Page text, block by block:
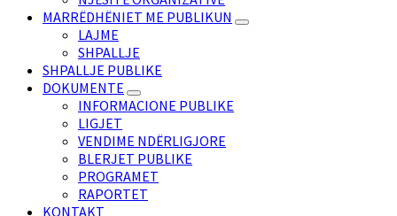
MARRËDHËNIET ME PUBLIKUN
LAJME
SHPALLJE
SHPALLJE PUBLIKE
DOKUMENTE
INFORMACIONE PUBLIKE
LIGJET
VENDIME NDËRLIGJORE
BLERJET PUBLIKE
PROGRAMET
RAPORTET
KONTAKT